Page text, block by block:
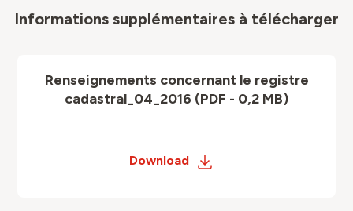
Informations supplémentaires à télécharger
Renseignements concernant le registre
cadastral_04_2016 (PDF - 0,2 MB)
Download